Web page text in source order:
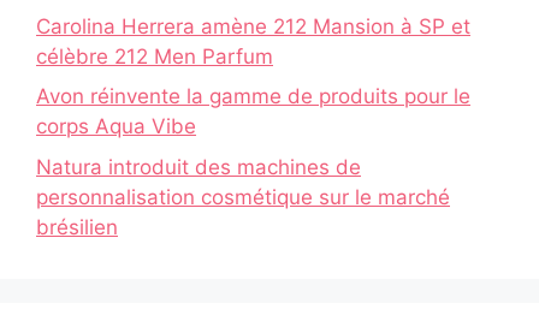
Carolina Herrera amène 212 Mansion à SP et
célèbre 212 Men Parfum
Avon réinvente la gamme de produits pour le
corps Aqua Vibe
Natura introduit des machines de
personnalisation cosmétique sur le marché
brésilien